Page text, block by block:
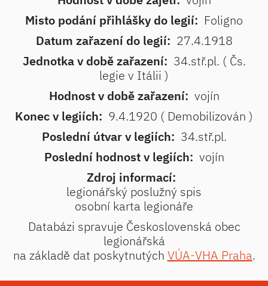
Misto podání přihlášky do legií: Foligno
Datum zařazení do legií: 27.4.1918
Jednotka v době zařazení: 34.stř.pl. ( Čs.
legie v Itálii )
Hodnost v době zařazení: vojín
Konec v legiích: 9.4.1920 ( Demobilizován )
Poslední útvar v legiích: 34.stř.pl.
Poslední hodnost v legiích: vojín
Zdroj informací:
legionářský poslužný spis
osobní karta legionáře
Databázi spravuje Československá obec
legionářská
na základě dat poskytnutých VÚA-VHA Praha.